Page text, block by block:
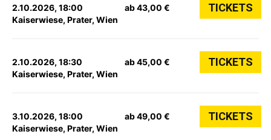
2.10.2026, 18:00
Kaiserwiese, Prater, Wien
ab 43,00 € TICKETS
2.10.2026, 18:30
Kaiserwiese, Prater, Wien
ab 45,00 € TICKETS
3.10.2026, 18:00
Kaiserwiese, Prater, Wien
ab 49,00 € TICKETS